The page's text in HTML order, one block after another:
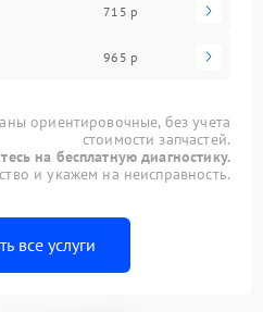
715 р
965 р
ориентировочные, без учета
стоимости запчастей.
на бесплатную диагностику.
и укажем на неисправность.
все услуги